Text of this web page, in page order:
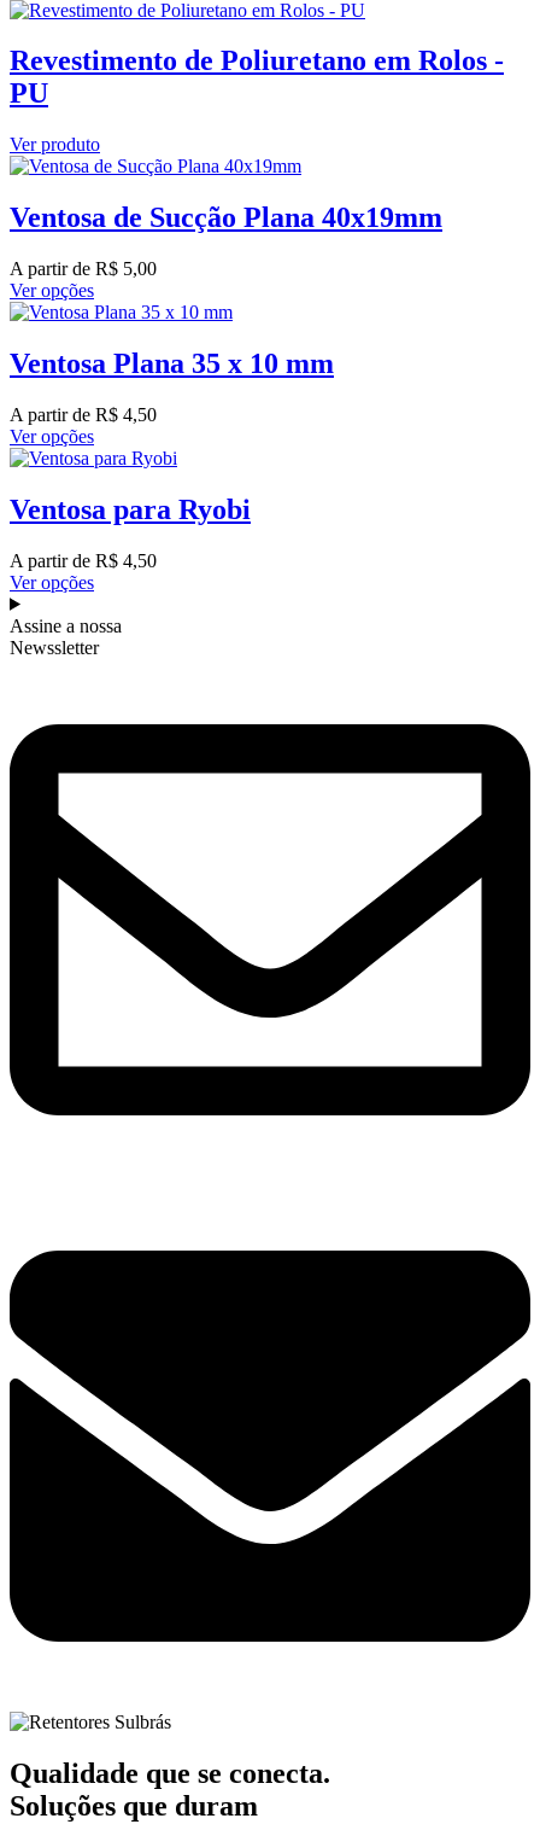
Revestimento de Poliuretano em Rolos -
PU
Ver produto
Ventosa de Sucção Plana 40x19mm
A partir de R$ 5,00
Ver opções
Ventosa Plana 35 x 10 mm
A partir de R$ 4,50
Ver opções
Ventosa para Ryobi
A partir de R$ 4,50
Ver opções
Assine a nossa
Newssletter
Qualidade que se conecta.
Soluções que duram